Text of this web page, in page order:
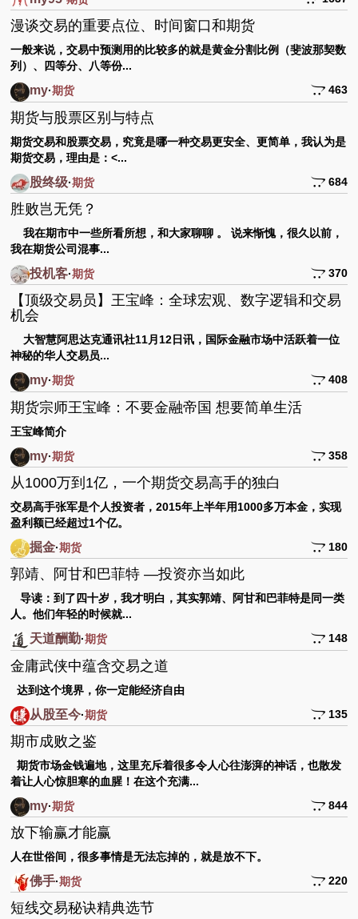
漫谈交易的重要点位、时间窗口和期货
一般来说，交易中预测用的比较多的就是黄金分割比例（斐波那契数
列）、四等分、八等份...
my·期货 463
期货与股票区别与特点
期货交易和股票交易，究竟是哪一种交易更安全、更简单，我认为是
期货交易，理由是：<...
股终级·期货 684
胜败岂无凭？
我在期市中一些所看所想，和大家聊聊 。 说来惭愧，很久以前，
我在期货公司混事...
投机客·期货 370
【顶级交易员】王宝峰：全球宏观、数字逻辑和交易
机会
大智慧阿思达克通讯社11月12日讯，国际金融市场中活跃着一位
神秘的华人交易员...
my·期货 408
期货宗师王宝峰：不要金融帝国 想要简单生活
王宝峰简介
my·期货 358
从1000万到1亿，一个期货交易高手的独白
交易高手张军是个人投资者，2015年上半年用1000多万本金，实现
盈利额已经超过1个亿。
掘金·期货 180
郭靖、阿甘和巴菲特 —投资亦当如此
导读：到了四十岁，我才明白，其实郭靖、阿甘和巴菲特是同一类
人。他们年轻的时候就...
天道酬勤·期货 148
金庸武侠中蕴含交易之道
达到这个境界，你一定能经济自由
从股至今·期货 135
期市成败之鉴
期货市场金钱遍地，这里充斥着很多令人心往澎湃的神话，也散发
着让人心惊胆寒的血腥！在这个充满...
my·期货 844
放下输赢才能赢
人在世俗间，很多事情是无法忘掉的，就是放不下。
佛手·期货 220
短线交易秘诀精典选节